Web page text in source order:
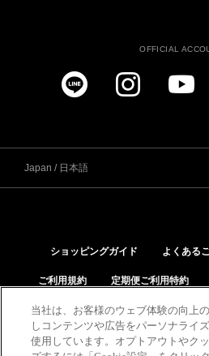
OFFICIAL
Japan / 日本語
ショッピングガイド よくある
ご利用規約 定期便ご利用特約
個人情報保護方針 特定
品質と安全への取り組み 肌
当社は、お客様のウェブ体験の向上
しコンテンツや広告をパーソナライ
使用しています。オプトアウトやク